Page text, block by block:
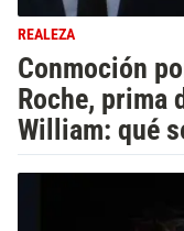
REALEZA
Conmoción
Roche, prima
William: qué